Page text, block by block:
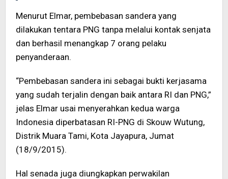
Menurut Elmar, pembebasan sandera yang
dilakukan tentara PNG tanpa melalui kontak senjata
dan berhasil menangkap 7 orang pelaku
penyanderaan.
“Pembebasan sandera ini sebagai bukti kerjasama
yang sudah terjalin dengan baik antara RI dan PNG,”
jelas Elmar usai menyerahkan kedua warga
Indonesia diperbatasan RI-PNG di Skouw Wutung,
Distrik Muara Tami, Kota Jayapura, Jumat
(18/9/2015).
Hal senada juga diungkapkan perwakilan